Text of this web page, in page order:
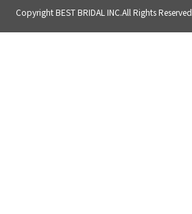
Copyright BEST BRIDAL INC.All Rights Reserved